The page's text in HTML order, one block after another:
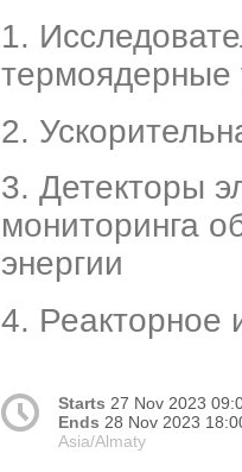
1.
термоядерные
2.
3. Детекторы
мониторинга
энергии
4. Реакторное
Starts 27 Nov 2023
Ends 28 Nov 2023
Asia/Almaty